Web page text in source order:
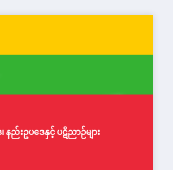
နည်းဥပဒေနှင့် ပဋိညာဉ်များ